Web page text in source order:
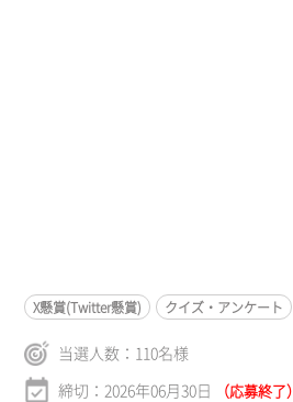
X懸賞(Twitter懸賞) クイズ・アンケート
当選人数： 110名様
締切：2026年06月30日
（応募終了）